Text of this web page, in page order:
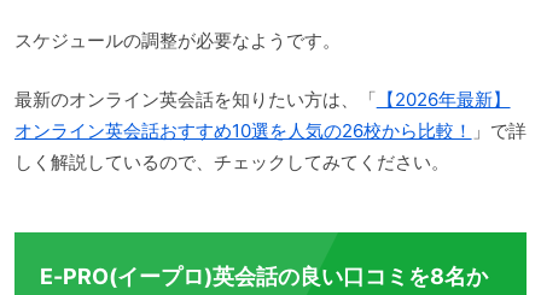
スケジュールの調整が必要なようです。
最新のオンライン英会話を知りたい方は、「 【2026年最新】
オンライン英会話おすすめ10選を人気の26校から比較！ 」で詳
しく解説しているので、チェックしてみてください。
E-PRO(イープロ)英会話の良い口コミを8名か